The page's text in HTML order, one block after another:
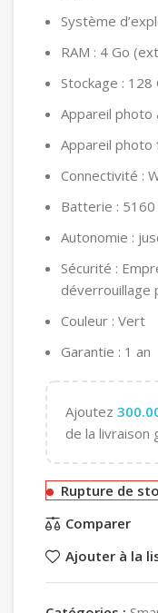
Système
RAM : 4 Go
Stockage : 128
Appareil photo
Appareil photo
Connectivité :
Batterie :
Autonomie :
Sécurité :
déverrouillage
Couleur : Vert
Garantie : 1 an
Ajoutez
de la livraison
Rupture de
Comparer
Ajouter à la